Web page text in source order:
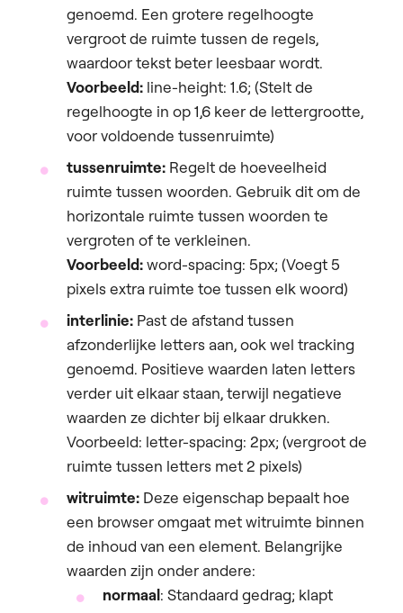
genoemd. Een grotere regelhoogte
vergroot de ruimte tussen de regels,
waardoor tekst beter leesbaar wordt.
Voorbeeld: line-height: 1.6; (Stelt de
regelhoogte in op 1,6 keer de lettergrootte,
voor voldoende tussenruimte)
tussenruimte: Regelt de hoeveelheid
ruimte tussen woorden. Gebruik dit om de
horizontale ruimte tussen woorden te
vergroten of te verkleinen.
Voorbeeld:word-spacing: 5px; (Voegt 5
pixels extra ruimte toe tussen elk woord)
interlinie: Past de afstand tussen
afzonderlijke letters aan, ook wel tracking
genoemd. Positieve waarden laten letters
verder uit elkaar staan, terwijl negatieve
waarden ze dichter bij elkaar drukken.
Voorbeeld: letter-spacing: 2px; (vergroot de
ruimte tussen letters met 2 pixels)
witruimte: Deze eigenschap bepaalt hoe
een browser omgaat met witruimte binnen
de inhoud van een element. Belangrijke
waarden zijn onder andere:
normaal: Standaard gedrag; klapt